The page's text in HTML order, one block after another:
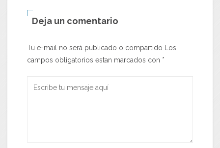
Deja un comentario
Tu e-mail no será publicado o compartido Los
campos obligatorios estan marcados con *